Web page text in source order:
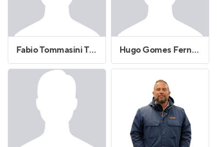
Fabio Tommasini Torezani Hugo Gomes Fernandes Silva